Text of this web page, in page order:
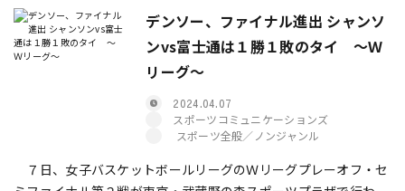
デンソー、ファイナル進出 シャンソ
ンvs富士通は１勝１敗のタイ ～Ｗ
リーグ～
2024.04.07
スポーツコミュニケーションズ
スポーツ全般／ノンジャンル
７日、女子バスケットボールリーグのＷリーグプレーオフ・セ